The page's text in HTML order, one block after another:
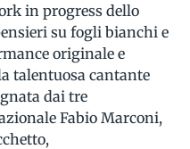
in progress dello
su fogli bianchi e
originale e
talentuosa cantante
dai tre
Fabio Marconi,